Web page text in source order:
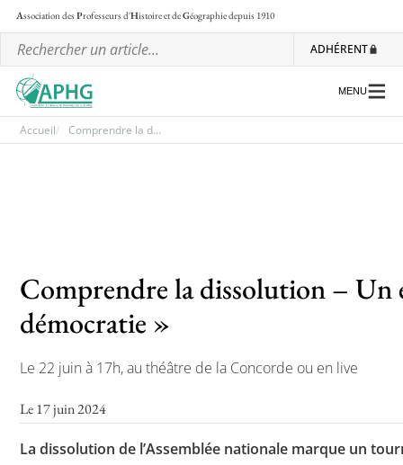
Association desProfesseurs d'Histoire et deGéographiedepuis 1910
ADHÉRENT
Communiqués et motions
Lettre d’information de l’APHG
L’APHG dans la presse
MENU
Accueil Comprendre la d...
Comprendre la dissolution – Un
démocratie »
Le 22 juin à 17h, au théâtre de la Concorde ou en live
Le 17 juin 2024
La dissolution de l’Assemblée nationale marque un